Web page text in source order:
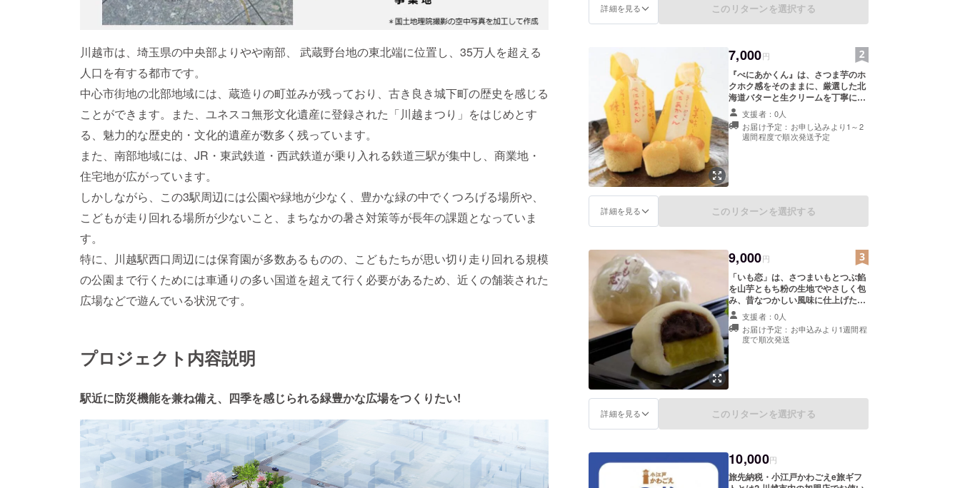
川越市は、埼玉県の中央部よりやや南部、 武蔵野台地の東北端に位置し、35万人を超える
人口を有する都市です。
中心市街地の北部地域には、蔵造りの町並みが残っており、古き良き城下町の歴史を感じる
ことができます。また、ユネスコ無形文化遺産に登録された「川越まつり」をはじめとす
る、魅力的な歴史的・文化的遺産が数多く残っています。
また、南部地域には、JR・東武鉄道・西武鉄道が乗り入れる鉄道三駅が集中し、商業地・
住宅地が広がっています。
しかしながら、この3駅周辺には公園や緑地が少なく、豊かな緑の中でくつろげる場所や、
こどもが走り回れる場所が少ないこと、まちなかの暑さ対策等が長年の課題となっていま
す。
特に、川越駅西口周辺には保育園が多数あるものの、こどもたちが思い切り走り回れる規模
の公園まで行くためには車通りの多い国道を超えて行く必要があるため、近くの舗装された
広場などで遊んでいる状況です。
プロジェクト内容説明
駅近に防災機能を兼ね備え、四季を感じられる緑豊かな広場をつくりたい!
詳細を見る このリターンを選択する
7,000円
『べにあかくん』は、さつま芋のホ
クホク感をそのままに、厳選した北
海道バターと生クリームを丁寧に裏
漉ししたさつま芋に和えることで、
さらに口あたりの良いお菓子に仕上
げました。川越セレクションに認定
されています!新鮮なフレッシュバ
群!電子レンジで5秒ほど温めてもホ
クホクと美味しく召し上がれます。
発送日から7日 ■原材料・成分 甘
藷・白餡・砂糖・バター・水飴・鶏
卵・生クリーム アレルギー物質を含
む食品:卵、乳、原料の一部に大豆由
来含む ■注意事項/その他 ・直射日
光、高温多湿を避け常温で保管して
下さい。 ・開封後は賞味期限に関わ
らず、お早めにお召し上がり下さ
い。
支援者：0人
お届け予定：お申し込みより1～2
週間程度で順次発送予定
詳細を見る このリターンを選択する
9,000円
「いも恋」は、さつまいもとつぶ餡
を山芋ともち粉の生地でやさしく包
み、昔なつかしい風味に仕上げたま
んじゅうです。 さつまいもとつぶ餡
の取り合わせ、もちもち感のある生
地の妙が「いも恋」のおいしさ。
しっとりとした味わいが大好評いた
ています。 大切な方へのご贈答にも
たいへん喜ばれています。 ■お礼品
さつま芋(国産)、砂糖、小麦粉、も
ち米、小豆、植物油脂、山芋、水
飴、食塩、寒天、アレルギー物質を
支援者：0人
お届け予定：お申込みより1週間程
度で順次発送
詳細を見る このリターンを選択する
10,000円
旅先納税・小江戸かわごえe旅ギフ